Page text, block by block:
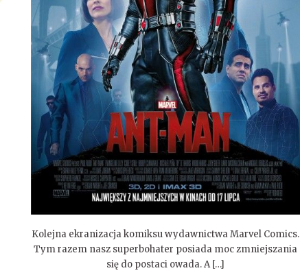
Kolejna ekranizacja komiksu wydawnictwa Marvel Comics.
Tym razem nasz superbohater posiada moc zmniejszania
się do postaci owada. A […]